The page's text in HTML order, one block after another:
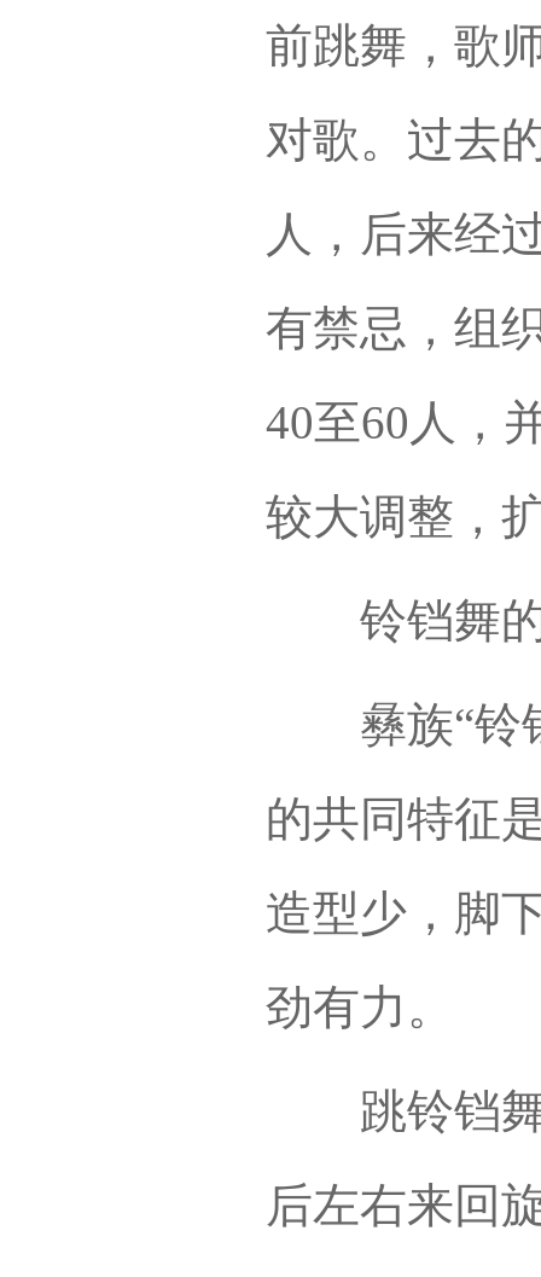
前跳舞，歌
对歌。过去
人，后来经
有禁忌，组
40至60人，
较大调整，
铃铛舞的
彝族“铃铛
的共同特征
造型少，脚
劲有力。
跳铃铛舞
后左右来回